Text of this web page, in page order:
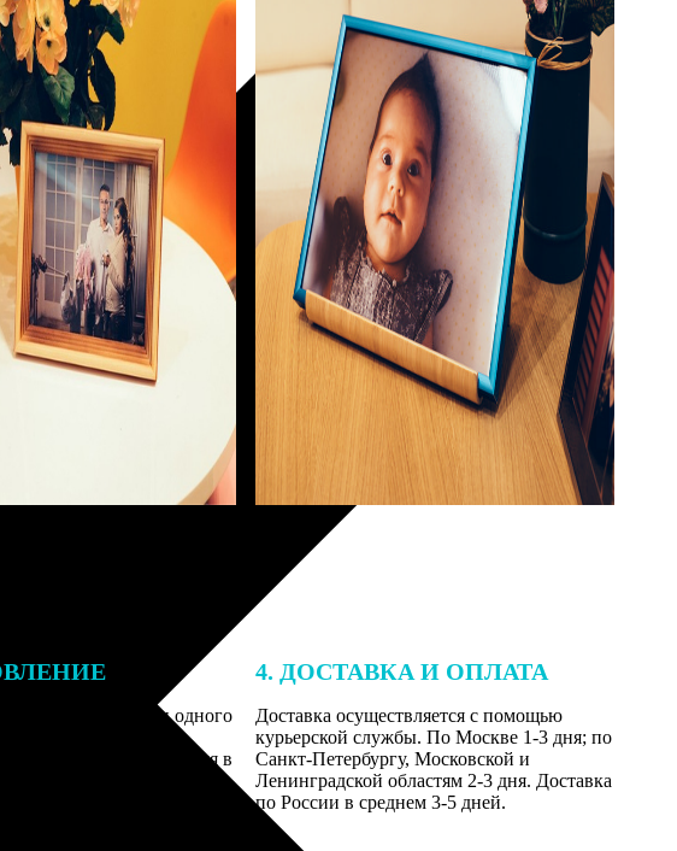
в течении одного
чего передаются
либо отправляются в
4. ДОСТАВКА И ОПЛАТА
Доставка осуществляется с помощью
курьерской службы. По Москве 1-3 дня; по
Санкт-Петербургу, Московской и
Ленинградской областям 2-3 дня. Доставка
по России в среднем 3-5 дней.